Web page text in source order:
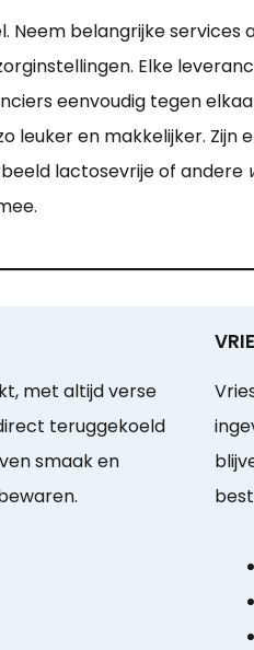
belangrijke
Elke
eenvoudig tegen
leuker en makkelijker.
lactosevrije of andere
met altijd verse
teruggekoeld
smaak en